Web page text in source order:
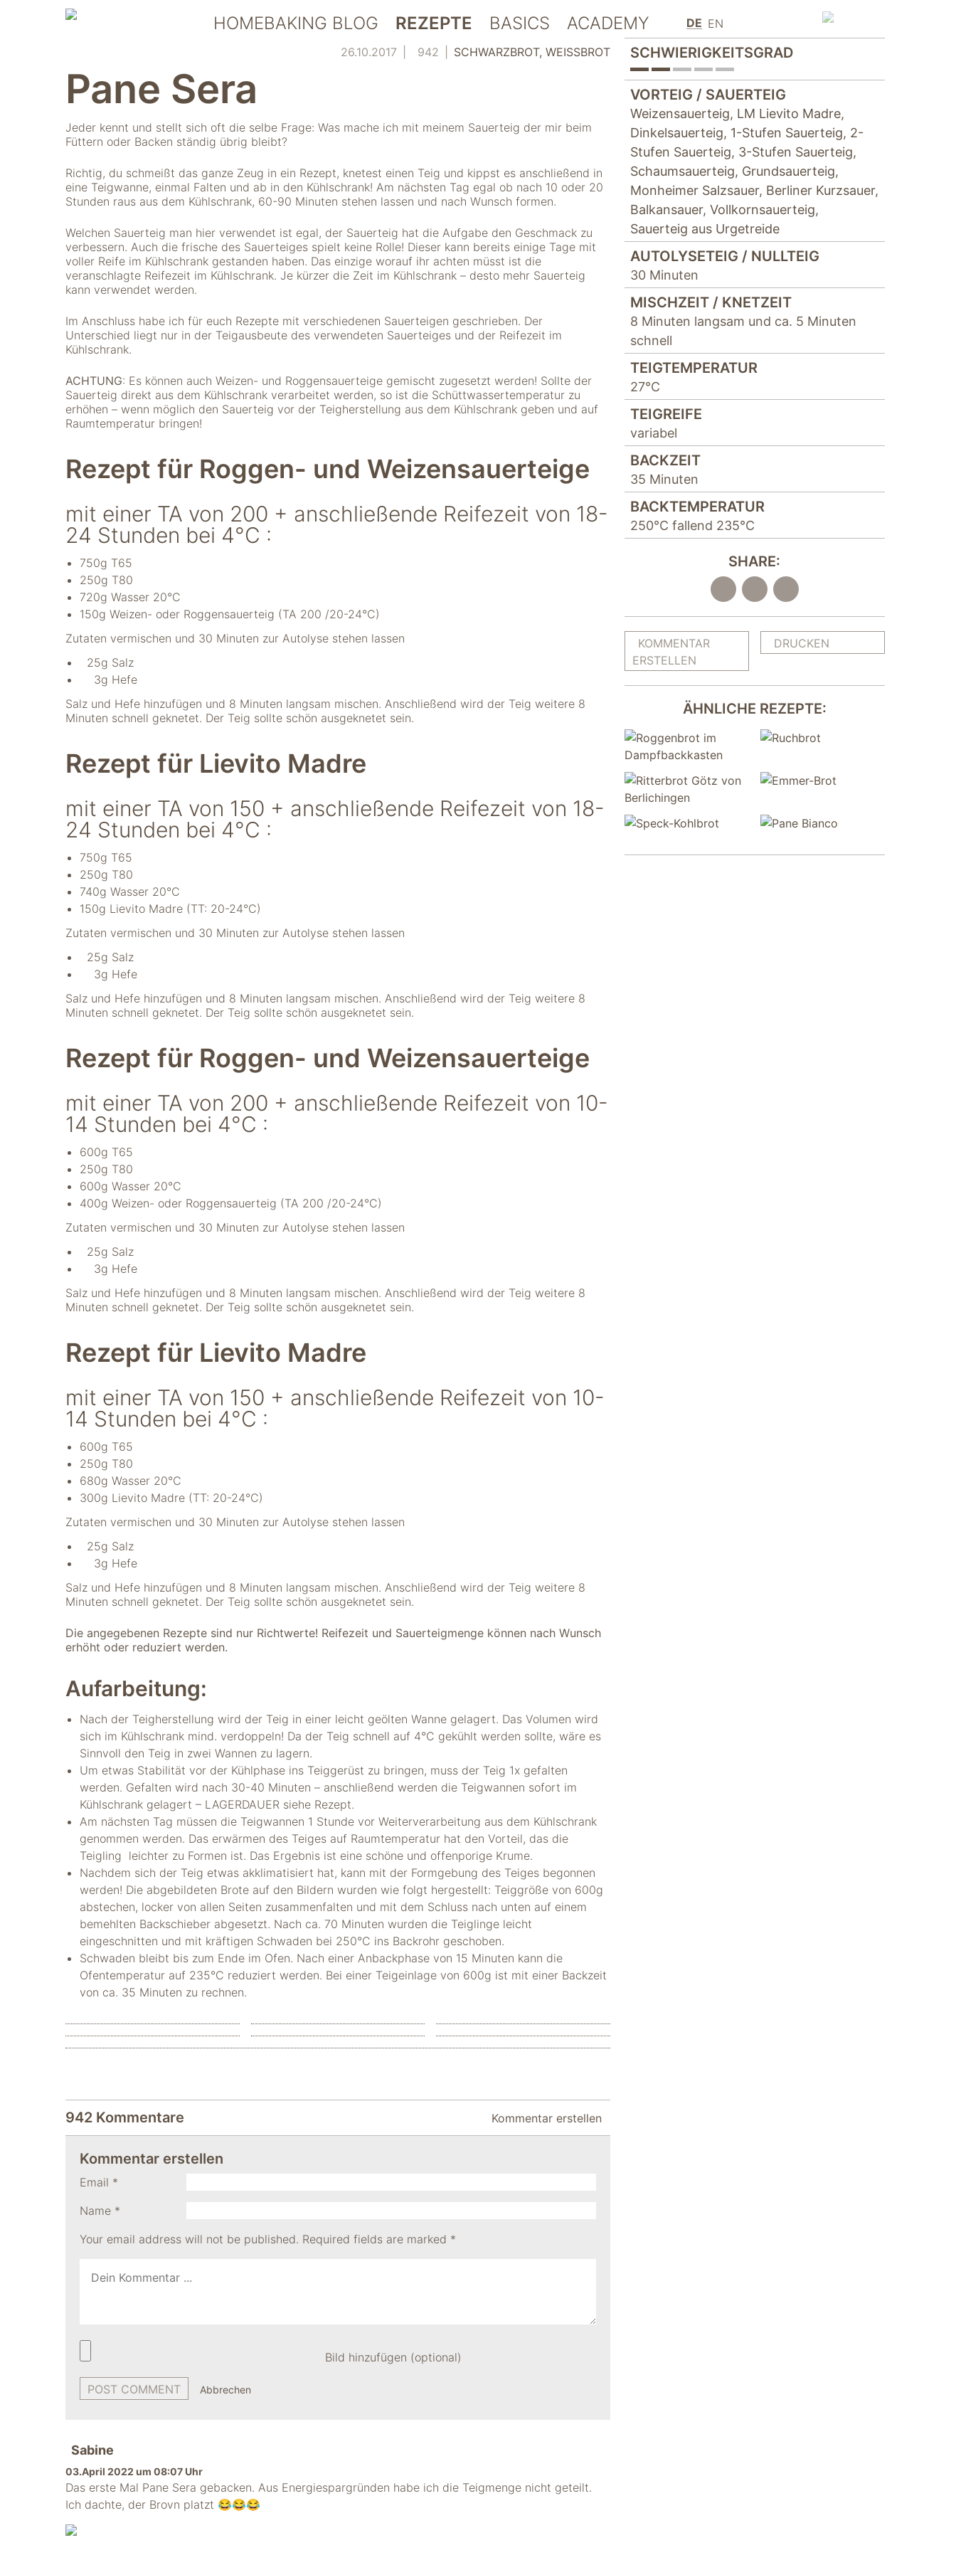
HOMEBAKING BLOG REZEPTE BASICS ACADEMY DE EN
26.10.2017 942 SCHWARZBROT WEISSBROT
Pane Sera
Jeder kennt und stellt sich oft die selbe Frage: Was mache ich mit meinem Sauerteig der mir beim
Füttern oder Backen ständig übrig bleibt?
Richtig, du schmeißt das ganze Zeug in ein Rezept, knetest einen Teig und kippst es anschließend in
eine Teigwanne, einmal Falten und ab in den Kühlschrank! Am nächsten Tag egal ob nach 10 oder 20
Stunden raus aus dem Kühlschrank, 60-90 Minuten stehen lassen und nach Wunsch formen.
Welchen Sauerteig man hier verwendet ist egal, der Sauerteig hat die Aufgabe den Geschmack zu
verbessern. Auch die frische des Sauerteiges spielt keine Rolle! Dieser kann bereits einige Tage mit
voller Reife im Kühlschrank gestanden haben. Das einzige worauf ihr achten müsst ist die
veranschlagte Reifezeit im Kühlschrank. Je kürzer die Zeit im Kühlschrank – desto mehr Sauerteig
kann verwendet werden.
Im Anschluss habe ich für euch Rezepte mit verschiedenen Sauerteigen geschrieben. Der
Unterschied liegt nur in der Teigausbeute des verwendeten Sauerteiges und der Reifezeit im
Kühlschrank.
ACHTUNG: Es können auch Weizen- und Roggensauerteige gemischt zugesetzt werden! Sollte der
Sauerteig direkt aus dem Kühlschrank verarbeitet werden, so ist die Schüttwassertemperatur zu
erhöhen – wenn möglich den Sauerteig vor der Teigherstellung aus dem Kühlschrank geben und auf
Raumtemperatur bringen!
Rezept für Roggen- und Weizensauerteige
mit einer TA von 200 + anschließende Reifezeit von 18-
24 Stunden bei 4°C :
750g T65
250g T80
720g Wasser 20°C
150g Weizen- oder Roggensauerteig (TA 200 /20-24°C)
Zutaten vermischen und 30 Minuten zur Autolyse stehen lassen
25g Salz
3g Hefe
Salz und Hefe hinzufügen und 8 Minuten langsam mischen. Anschließend wird der Teig weitere 8
Minuten schnell geknetet. Der Teig sollte schön ausgeknetet sein.
Rezept für Lievito Madre
mit einer TA von 150 + anschließende Reifezeit von 18-
24 Stunden bei 4°C :
750g T65
250g T80
740g Wasser 20°C
150g Lievito Madre (TT: 20-24°C)
Zutaten vermischen und 30 Minuten zur Autolyse stehen lassen
25g Salz
3g Hefe
Salz und Hefe hinzufügen und 8 Minuten langsam mischen. Anschließend wird der Teig weitere 8
Minuten schnell geknetet. Der Teig sollte schön ausgeknetet sein.
Rezept für Roggen- und Weizensauerteige
mit einer TA von 200 + anschließende Reifezeit von 10-
14 Stunden bei 4°C :
600g T65
250g T80
600g Wasser 20°C
400g Weizen- oder Roggensauerteig (TA 200 /20-24°C)
Zutaten vermischen und 30 Minuten zur Autolyse stehen lassen
25g Salz
3g Hefe
Salz und Hefe hinzufügen und 8 Minuten langsam mischen. Anschließend wird der Teig weitere 8
Minuten schnell geknetet. Der Teig sollte schön ausgeknetet sein.
Rezept für Lievito Madre
mit einer TA von 150 + anschließende Reifezeit von 10-
14 Stunden bei 4°C :
600g T65
250g T80
680g Wasser 20°C
300g Lievito Madre (TT: 20-24°C)
Zutaten vermischen und 30 Minuten zur Autolyse stehen lassen
25g Salz
3g Hefe
Salz und Hefe hinzufügen und 8 Minuten langsam mischen. Anschließend wird der Teig weitere 8
Minuten schnell geknetet. Der Teig sollte schön ausgeknetet sein.
Die angegebenen Rezepte sind nur Richtwerte! Reifezeit und Sauerteigmenge können nach Wunsch
erhöht oder reduziert werden.
Aufarbeitung:
Nach der Teigherstellung wird der Teig in einer leicht geölten Wanne gelagert. Das Volumen wird
sich im Kühlschrank mind. verdoppeln! Da der Teig schnell auf 4°C gekühlt werden sollte, wäre es
Sinnvoll den Teig in zwei Wannen zu lagern.
Um etwas Stabilität vor der Kühlphase ins Teiggerüst zu bringen, muss der Teig 1x gefalten
werden. Gefalten wird nach 30-40 Minuten – anschließend werden die Teigwannen sofort im
Kühlschrank gelagert – LAGERDAUER siehe Rezept.
Am nächsten Tag müssen die Teigwannen 1 Stunde vor Weiterverarbeitung aus dem Kühlschrank
genommen werden. Das erwärmen des Teiges auf Raumtemperatur hat den Vorteil, das die
Teigling leichter zu Formen ist. Das Ergebnis ist eine schöne und offenporige Krume.
Nachdem sich der Teig etwas akklimatisiert hat, kann mit der Formgebung des Teiges begonnen
werden! Die abgebildeten Brote auf den Bildern wurden wie folgt hergestellt: Teiggröße von 600g
abstechen, locker von allen Seiten zusammenfalten und mit dem Schluss nach unten auf einem
bemehlten Backschieber abgesetzt. Nach ca. 70 Minuten wurden die Teiglinge leicht
eingeschnitten und mit kräftigen Schwaden bei 250°C ins Backrohr geschoben.
Schwaden bleibt bis zum Ende im Ofen. Nach einer Anbackphase von 15 Minuten kann die
Ofentemperatur auf 235°C reduziert werden. Bei einer Teigeinlage von 600g ist mit einer Backzeit
von ca. 35 Minuten zu rechnen.
SCHWIERIGKEITSGRAD
VORTEIG / SAUERTEIG
Weizensauerteig, LM Lievito Madre,
Dinkelsauerteig, 1-Stufen Sauerteig, 2-
Stufen Sauerteig, 3-Stufen Sauerteig,
Schaumsauerteig, Grundsauerteig,
Monheimer Salzsauer, Berliner Kurzsauer,
Balkansauer, Vollkornsauerteig,
Sauerteig aus Urgetreide
AUTOLYSETEIG / NULLTEIG
30 Minuten
MISCHZEIT / KNETZEIT
8 Minuten langsam und ca. 5 Minuten
schnell
TEIGTEMPERATUR
27°C
TEIGREIFE
variabel
BACKZEIT
35 Minuten
BACKTEMPERATUR
250°C fallend 235°C
SHARE:
KOMMENTAR
ERSTELLEN
DRUCKEN
ÄHNLICHE REZEPTE:
942 Kommentare Kommentar erstellen
Kommentar erstellen
Your email address will not be published. Required fields are marked *
Name *
Email *
Bild hinzufügen (optional)
Abbrechen
Sabine
03.April 2022 um 08:07 Uhr
Das erste Mal Pane Sera gebacken. Aus Energiespargründen habe ich die Teigmenge nicht geteilt.
Ich dachte, der Brovn platzt 😂😂😂
Notwendig
Diese Cookies
Funktionsweise
der Website
notwendig.
Statistiken
Um Funktion und
Struktur der Website
verwenden wir
Tools zur Erfassung
Nutzungsstatistiken.
Wir verwenden
"Google Analytics"
aufzuzeichnen.
Marketing
Diese Cookies
ermöglichen eine
auf Basis dessen,
was Sie auf unserer
Website ansehen.
Diese und andere
möglicherweise so
nicht zur direkten
Identifizierung Ihrer
Person verwendet
werden können
(pseudomisiert),
Drittpartner
weitergegeben
verwenden, um
Anzeigen an Ihr
Profil anzupassen.
Deaktivierung
dieser Cookies wird
die Werbung nicht
ausgeschaltet – sie
auf Ihre Interessen
zugeschnitten. Wir
"Facebook Pixel"
Nutzungsstatistiken